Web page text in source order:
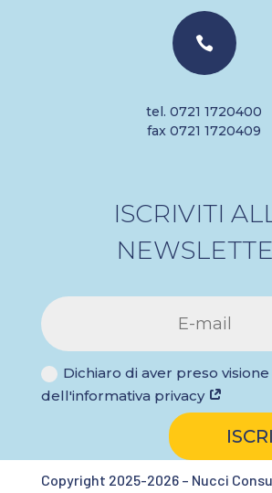

tel. 0721 1720400
fax 0721 1720409
ISCRIVITI
Dichiaro di aver preso visione
dell'informativa privacy
Copyright 2025-2026 – Nucci